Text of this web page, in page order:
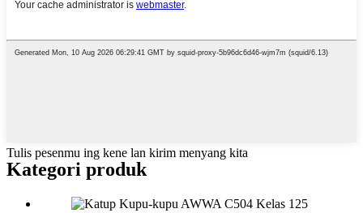
Tulis pesenmu ing kene lan kirim menyang kita
Kategori produk